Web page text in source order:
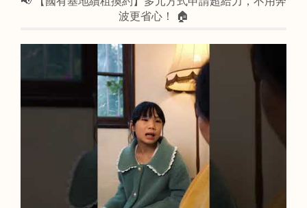
波更省心！ 🏠